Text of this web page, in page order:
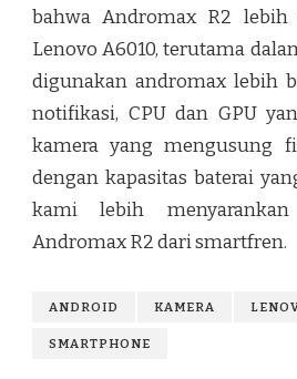
bahwa Andromax R2
Lenovo A6010, terutama
digunakan andromax lebih
notifikasi, CPU dan GPU
kamera yang mengusung
dengan kapasitas baterai
kami lebih
Andromax R2 dari smartfren.
ANDROID KAMERA
SMARTPHONE